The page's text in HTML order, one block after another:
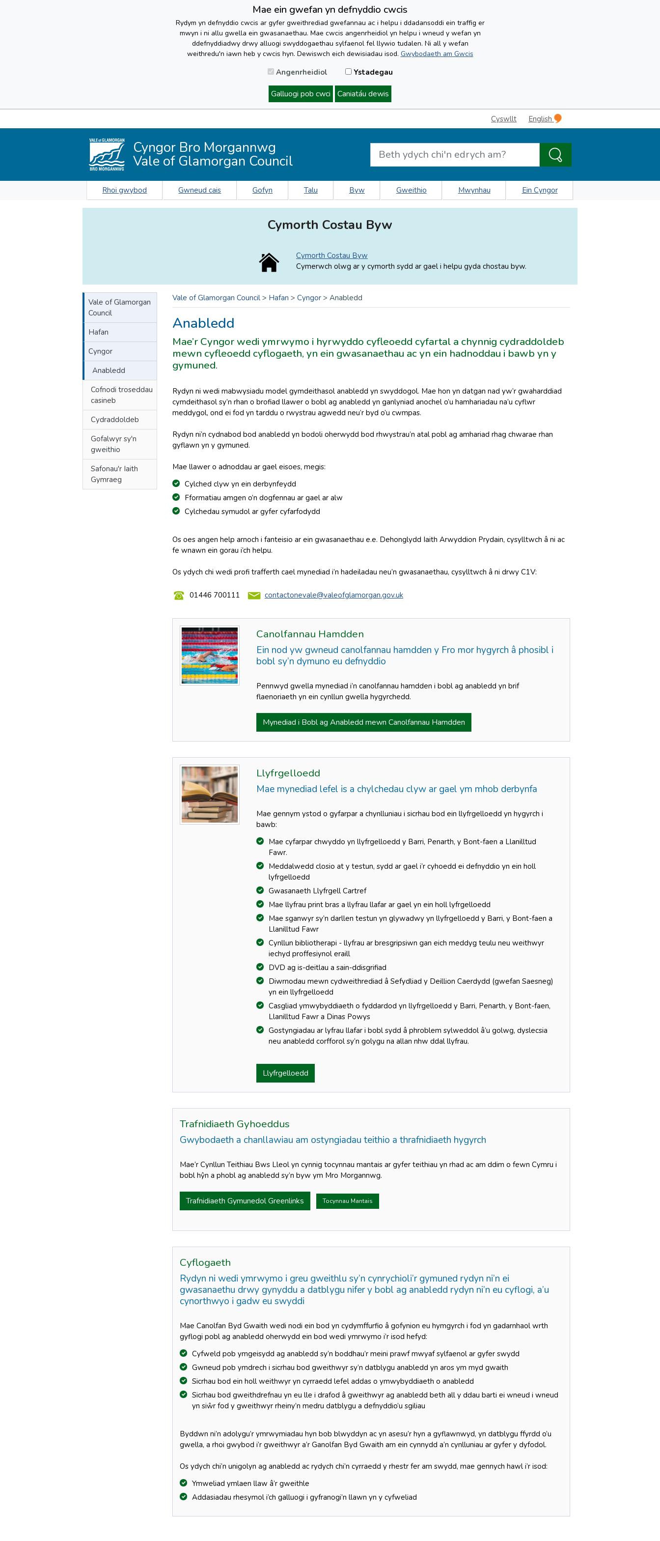
Mae ein gwefan yn defnyddio cwcis
Rydym yn defnyddio cwcis ar gyfer gweithrediad gwefannau ac i helpu i ddadansoddi ein traffig er
mwyn i ni allu gwella ein gwasanaethau. Mae cwcis angenrheidiol yn helpu i wneud y wefan yn
ddefnyddiadwy drwy alluogi swyddogaethau sylfaenol fel llywio tudalen. Ni all y wefan
weithredu'n iawn heb y cwcis hyn. Dewiswch eich dewisiadau isod. Gwybodaeth am Gwcis
Angenrheidiol Ystadegau
Galluogi pob cwci Caniatáu dewis
Cyswllt English
Cyngor Bro Morgannwg
Vale of Glamorgan Council
Rhoi gwybod Gwneud cais Gofyn Talu Byw Gweithio Mwynhau Ein Cyngor
Cymorth Costau Byw
Cymorth Costau Byw
Cymerwch olwg ar y cymorth sydd ar gael i helpu gyda chostau byw.
Vale of Glamorgan
Council
Hafan
Cyngor
Anabledd
Cofnodi troseddau
casineb
Cydraddoldeb
Gofalwyr sy'n
gweithio
Safonau'r Iaith
Gymraeg
Vale of Glamorgan Council > Hafan > Cyngor > Anabledd
Anabledd
Mae’r Cyngor wedi ymrwymo i hyrwyddo cyfleoedd cyfartal a chynnig cydraddoldeb
mewn cyfleoedd cyflogaeth, yn ein gwasanaethau ac yn ein hadnoddau i bawb yn y
gymuned.
Rydyn ni wedi mabwysiadu model gymdeithasol anabledd yn swyddogol. Mae hon yn datgan nad yw’r gwaharddiad
cymdeithasol sy’n rhan o brofiad llawer o bobl ag anabledd yn ganlyniad anochel o’u hamhariadau na’u cyflwr
meddygol, ond ei fod yn tarddu o rwystrau agwedd neu’r byd o’u cwmpas.
Rydyn ni’n cydnabod bod anabledd yn bodoli oherwydd bod rhwystrau’n atal pobl ag amhariad rhag chwarae rhan
gyflawn yn y gymuned.
Mae llawer o adnoddau ar gael eisoes, megis:
Cylched clyw yn ein derbynfeydd
Fformatiau amgen o’n dogfennau ar gael ar alw
Cylchedau symudol ar gyfer cyfarfodydd
Os oes angen help arnoch i fanteisio ar ein gwasanaethau e.e. Dehonglydd Iaith Arwyddion Prydain, cysylltwch â ni ac
fe wnawn ein gorau i’ch helpu.
Os ydych chi wedi profi trafferth cael mynediad i’n hadeiladau neu’n gwasanaethau, cysylltwch â ni drwy C1V:
01446 700111 contactonevale@valeofglamorgan.gov.uk
Canolfannau Hamdden
Ein nod yw gwneud canolfannau hamdden y Fro mor hygyrch â phosibl i
bobl sy’n dymuno eu defnyddio
Pennwyd gwella mynediad i’n canolfannau hamdden i bobl ag anabledd yn brif
flaenoriaeth yn ein cynllun gwella hygyrchedd.
Mynediad i Bobl ag Anabledd mewn Canolfannau Hamdden
Llyfrgelloedd
Mae mynediad lefel is a chylchedau clyw ar gael ym mhob derbynfa
Mae gennym ystod o gyfarpar a chynlluniau i sicrhau bod ein llyfrgelloedd yn hygyrch i
bawb:
Mae cyfarpar chwyddo yn llyfrgelloedd y Barri, Penarth, y Bont-faen a Llanilltud
Fawr.
Meddalwedd closio at y testun, sydd ar gael i’r cyhoedd ei defnyddio yn ein holl
lyfrgelloedd
Gwasanaeth Llyfrgell Cartref
Mae llyfrau print bras a llyfrau llafar ar gael yn ein holl lyfrgelloedd
Mae sganwyr sy’n darllen testun yn glywadwy yn llyfrgelloedd y Barri, y Bont-faen a
Llanilltud Fawr
Cynllun bibliotherapi - llyfrau ar bresgripsiwn gan eich meddyg teulu neu weithwyr
iechyd proffesiynol eraill
DVD ag is-deitlau a sain-ddisgrifiad
Diwrnodau mewn cydweithrediad â Sefydliad y Deillion Caerdydd (gwefan Saesneg)
yn ein llyfrgelloedd
Casgliad ymwybyddiaeth o fyddardod yn llyfrgelloedd y Barri, Penarth, y Bont-faen,
Llanilltud Fawr a Dinas Powys
Gostyngiadau ar lyfrau llafar i bobl sydd â phroblem sylweddol â’u golwg, dyslecsia
neu anabledd corfforol sy’n golygu na allan nhw ddal llyfrau.
Llyfrgelloedd
Trafnidiaeth Gyhoeddus
Gwybodaeth a chanllawiau am ostyngiadau teithio a thrafnidiaeth hygyrch
Mae’r Cynllun Teithiau Bws Lleol yn cynnig tocynnau mantais ar gyfer teithiau yn rhad ac am ddim o fewn Cymru i
bobl hŷn a phobl ag anabledd sy’n byw ym Mro Morgannwg.
Trafnidiaeth Gymunedol Greenlinks Tocynnau Mantais
Cyflogaeth
Rydyn ni wedi ymrwymo i greu gweithlu sy’n cynrychioli’r gymuned rydyn ni’n ei
gwasanaethu drwy gynyddu a datblygu nifer y bobl ag anabledd rydyn ni’n eu cyflogi, a’u
cynorthwyo i gadw eu swyddi
Mae Canolfan Byd Gwaith wedi nodi ein bod yn cydymffurfio â gofynion eu hymgyrch i fod yn gadarnhaol wrth
gyflogi pobl ag anabledd oherwydd ein bod wedi ymrwymo i’r isod hefyd:
Cyfweld pob ymgeisydd ag anabledd sy’n boddhau’r meini prawf mwyaf sylfaenol ar gyfer swydd
Gwneud pob ymdrech i sicrhau bod gweithwyr sy’n datblygu anabledd yn aros ym myd gwaith
Sicrhau bod ein holl weithwyr yn cyrraedd lefel addas o ymwybyddiaeth o anabledd
Sicrhau bod gweithdrefnau yn eu lle i drafod â gweithwyr ag anabledd beth all y ddau barti ei wneud i wneud
yn siŵr fod y gweithwyr rheiny’n medru datblygu a defnyddio’u sgiliau
Byddwn ni’n adolygu’r ymrwymiadau hyn bob blwyddyn ac yn asesu’r hyn a gyflawnwyd, yn datblygu ffyrdd o’u
gwella, a rhoi gwybod i’r gweithwyr a’r Ganolfan Byd Gwaith am ein cynnydd a’n cynlluniau ar gyfer y dyfodol.
Os ydych chi’n unigolyn ag anabledd ac rydych chi’n cyrraedd y rhestr fer am swydd, mae gennych hawl i’r isod:
Ymweliad ymlaen llaw â’r gweithle
Addasiadau rhesymol i’ch galluogi i gyfranogi’n llawn yn y cyfweliad